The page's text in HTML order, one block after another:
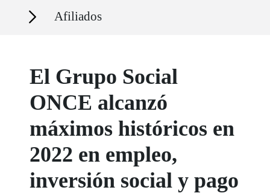
Secciones Afiliados
El Grupo Social
ONCE alcanzó
máximos históricos en
2022 en empleo,
inversión social y pago